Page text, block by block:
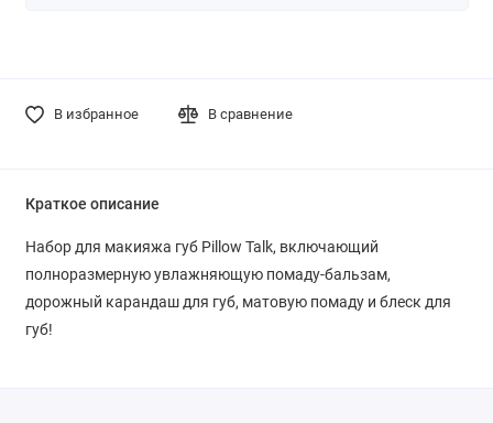
В избранное В сравнение
Краткое описание
Набор для макияжа губ Pillow Talk, включающий
полноразмерную увлажняющую помаду-бальзам,
дорожный карандаш для губ, матовую помаду и блеск для
губ!